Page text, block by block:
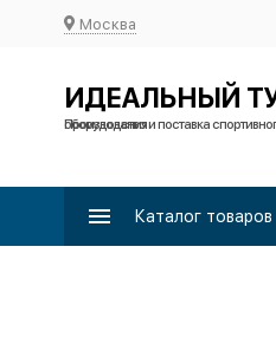
Москва
ИДЕАЛЬНЫЙ
Производство и поставка спортивного оборудования
Каталог товаров